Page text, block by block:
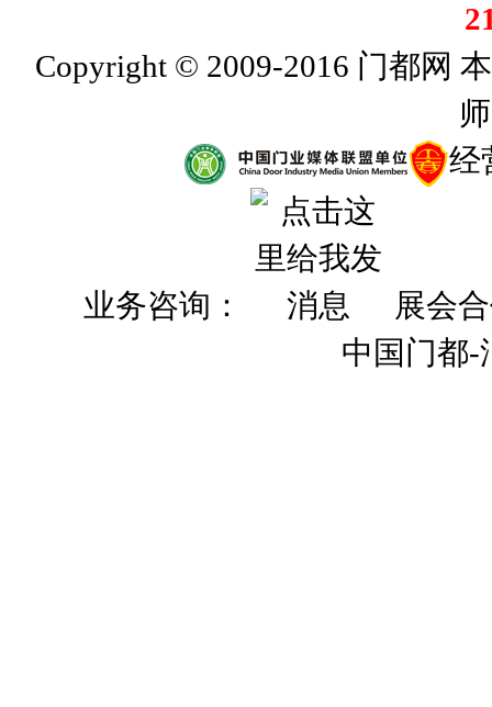
Copyright © 2009-2016 门都网
经
业务咨询：
展会
中国门都-